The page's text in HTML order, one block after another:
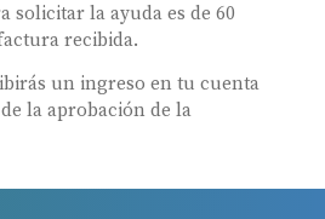
solicitar la ayuda es de 60
recibida.
un ingreso en tu cuenta
la aprobación de la